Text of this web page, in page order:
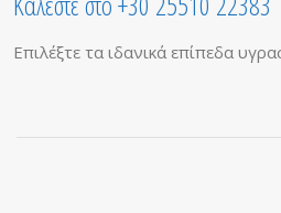
Επιλέξτε τα ιδανικά επίπεδα